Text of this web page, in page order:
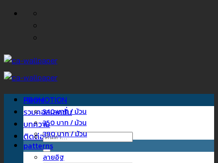
ข้าม
Home
รวมคอลเลคชั่น
บทความ
ติดต่อเรา
ค้นหา:
PROMOTION
340 บาท / ม้วน
350 บาท / ม้วน
390 บาท / ม้วน
patterns
ลายอิฐ